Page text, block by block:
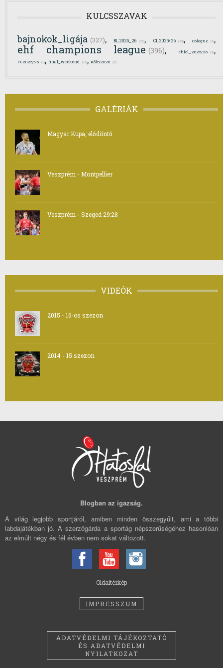
KULCSSZAVAK
bajnokok_ligája (327),BL2025_26 (25), CL2025/26 (23),Cologne (3),
ehf champions league (396), ehfcl_2025/26 (2),
FF2025/26 (1), final_weekend (10), Köln2026 (2)
GALÉRIÁK
Magyar Kupa, elődöntő
Veszprém - Montpellier
Veszprém - Szeged 29:28
VIDEÓK
2015 - 16-os szezon
2014 - 15 szezon
Blogban az igazság.
A világ legjobb sportjáról, amiben minden összegyűlt, ami a többi
labdajátékban jó. A szerzőgárda a sportág népszerűségéhez hasonlóan
az elmúlt négy és fél évben nem sokat változott.
Oldaltérkép
IMPRESSZUM
ADATVÉDELMI TÁJÉKOZTATÓ
ÉS ADATVÉDELMI
NYILATKOZAT